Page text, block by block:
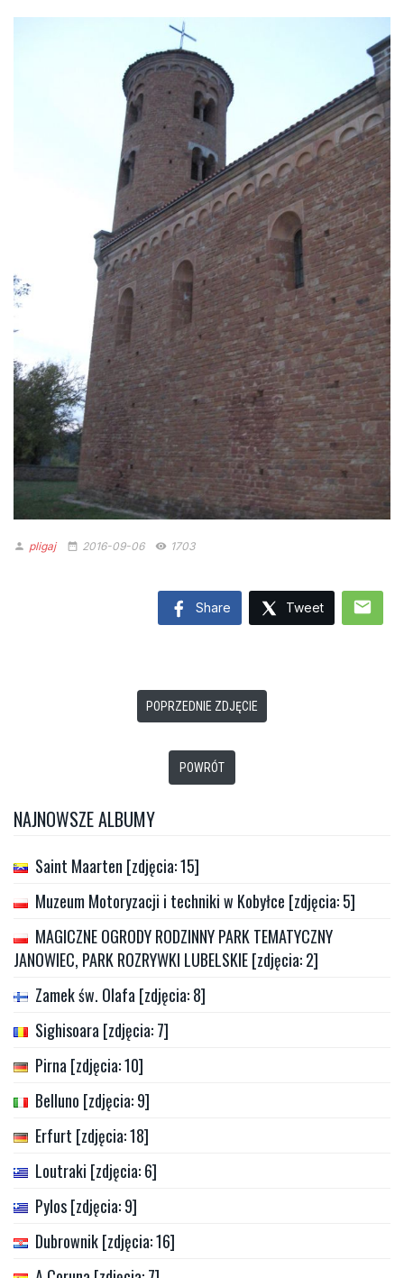
person pligaj date_range 2016-09-06 remove_red_eye 1703
Share Tweet mail
POPRZEDNIE ZDJĘCIE
POWRÓT
NAJNOWSZE ALBUMY
Saint Maarten [zdjęcia: 15]
Muzeum Motoryzacji i techniki w Kobyłce [zdjęcia: 5]
MAGICZNE OGRODY RODZINNY PARK TEMATYCZNY
JANOWIEC, PARK ROZRYWKI LUBELSKIE [zdjęcia: 2]
Zamek św. Olafa [zdjęcia: 8]
Sighisoara [zdjęcia: 7]
Pirna [zdjęcia: 10]
Belluno [zdjęcia: 9]
Erfurt [zdjęcia: 18]
Loutraki [zdjęcia: 6]
Pylos [zdjęcia: 9]
Dubrownik [zdjęcia: 16]